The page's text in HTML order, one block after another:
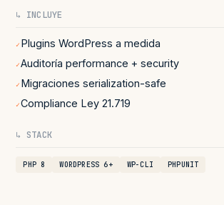
↳ INCLUYE
✓ Plugins WordPress a medida
✓Auditoría performance + security
✓ Migraciones serialization-safe
✓Compliance Ley 21.719
↳ STACK
PHP 8 WORDPRESS 6+ WP-CLI PHPUNIT